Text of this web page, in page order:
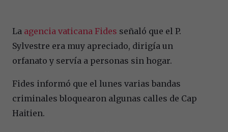
La agencia vaticana Fides señaló que el P.
Sylvestre era muy apreciado, dirigía un
orfanato y servía a personas sin hogar.
Fides informó que el lunes varias bandas
criminales bloquearon algunas calles de Cap
Haitien.